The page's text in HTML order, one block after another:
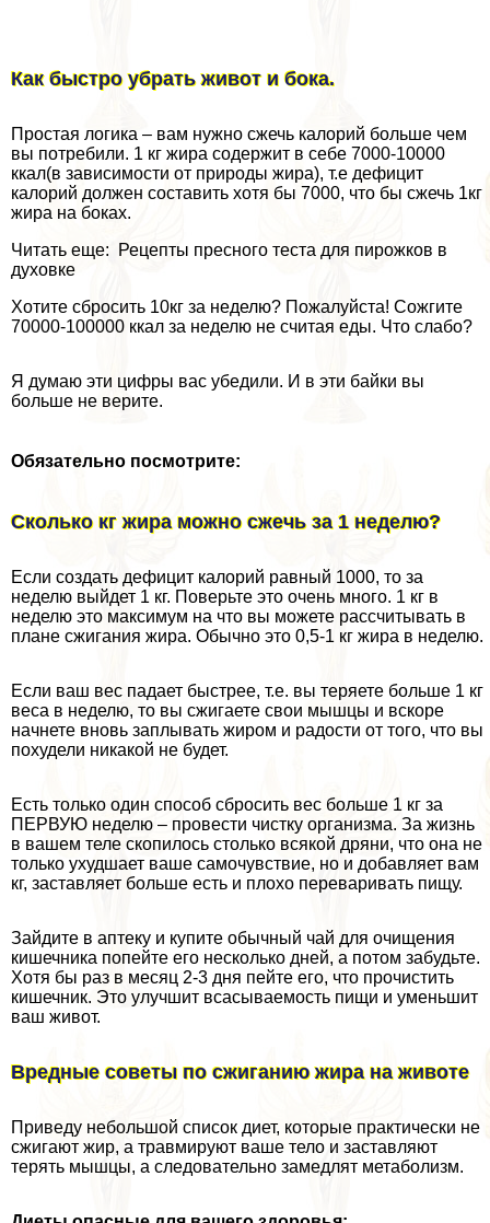
Как быстро убрать живот и бока.
Простая логика – вам нужно сжечь калорий больше чем
вы потребили. 1 кг жира содержит в себе 7000-10000
ккал(в зависимости от природы жира), т.е дефицит
калорий должен составить хотя бы 7000, что бы сжечь 1кг
жира на боках.
Читать еще: Рецепты пресного теста для пирожков в
духовке
Хотите сбросить 10кг за неделю? Пожалуйста! Сожгите
70000-100000 ккал за неделю не считая еды. Что слабо?
Я думаю эти цифры вас убедили. И в эти байки вы
больше не верите.
Обязательно посмотрите:
Сколько кг жира можно сжечь за 1 неделю?
Если создать дефицит калорий равный 1000, то за
неделю выйдет 1 кг. Поверьте это очень много. 1 кг в
неделю это максимум на что вы можете рассчитывать в
плане сжигания жира. Обычно это 0,5-1 кг жира в неделю.
Если ваш вес падает быстрее, т.е. вы теряете больше 1 кг
веса в неделю, то вы сжигаете свои мышцы и вскоре
начнете вновь заплывать жиром и радости от того, что вы
похудели никакой не будет.
Есть только один способ сбросить вес больше 1 кг за
ПЕРВУЮ неделю – провести чистку организма. За жизнь
в вашем теле скопилось столько всякой дряни, что она не
только ухудшает ваше самочувствие, но и добавляет вам
кг, заставляет больше есть и плохо переваривать пищу.
Зайдите в аптеку и купите обычный чай для очищения
кишечника попейте его несколько дней, а потом забудьте.
Хотя бы раз в месяц 2-3 дня пейте его, что прочистить
кишечник. Это улучшит всасываемость пищи и уменьшит
ваш живот.
Вредные советы по сжиганию жира на животе
Приведу небольшой список диет, которые пpaктически не
сжигают жир, а травмируют ваше тело и заставляют
терять мышцы, а следовательно замедлят метаболизм.